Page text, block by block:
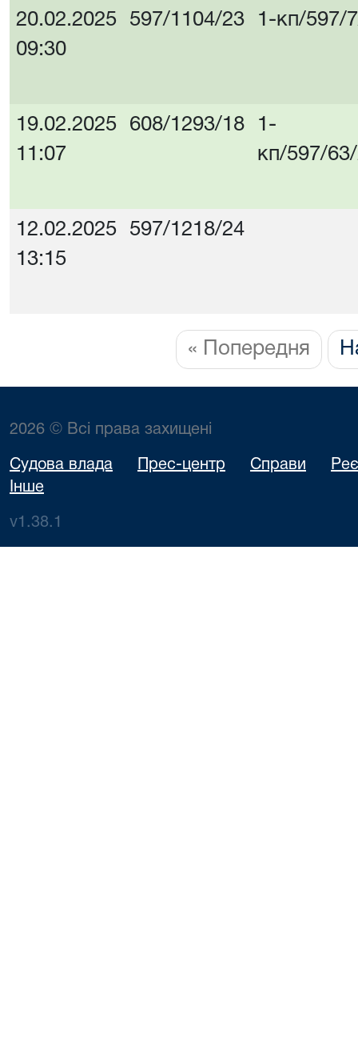
20.02.2025
09:30
597/1104/23 1-кп/597/
19.02.2025
11:07
608/1293/18
1-
кп/597/
12.02.2025
13:15
597/1218/24
« Попередня
2026 © Всі права захищені
Судова влада Прес-центр Справи
Інше
v1.38.1